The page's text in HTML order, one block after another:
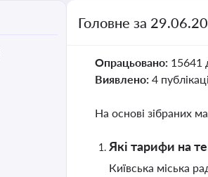
Головне за
Опрацьовано: 15641
Виявлено: 4
На основі зібраних
Які тарифи на
Київська міська